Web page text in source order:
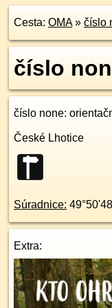
Cesta: OMA» číslo
číslo
číslo none:
České Lhotice
Súradnice:
Extra: